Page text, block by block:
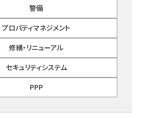
警備
プロパティマネジメント
修繕・リニューアル
セキュリティシステム
PPP